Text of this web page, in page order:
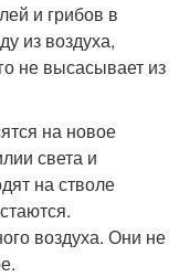
и грибов в
из воздуха,
не высасывает из
на новое
света и
на стволе
воздуха. Они не